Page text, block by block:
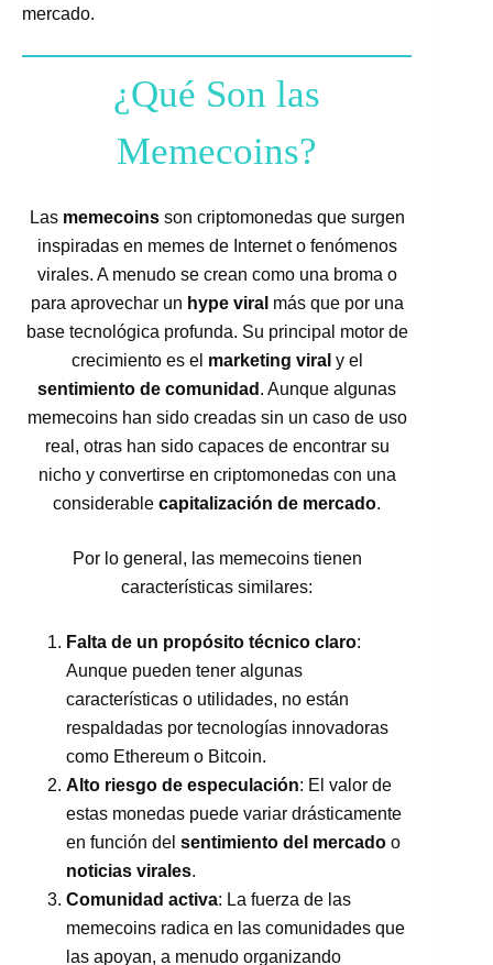
mercado.
¿Qué Son las
Memecoins?
Las memecoinsson criptomonedas que surgen
inspiradas en memes de Internet o fenómenos
virales. A menudo se crean como una broma o
para aprovechar un hype viral más que por una
base tecnológica profunda. Su principal motor de
crecimiento es el marketing viral y el
sentimiento de comunidad . Aunque algunas
memecoins han sido creadas sin un caso de uso
real, otras han sido capaces de encontrar su
nicho y convertirse en criptomonedas con una
considerablecapitalización de mercado.
Por lo general, las memecoins tienen
características similares:
Falta de un propósito técnico claro:
Aunque pueden tener algunas
características o utilidades, no están
respaldadas por tecnologías innovadoras
como Ethereum o Bitcoin.
Alto riesgo de especulación: El valor de
estas monedas puede variar drásticamente
en función del sentimiento del mercado o
noticias virales.
Comunidad activa: La fuerza de las
memecoins radica en las comunidades que
las apoyan, a menudo organizando